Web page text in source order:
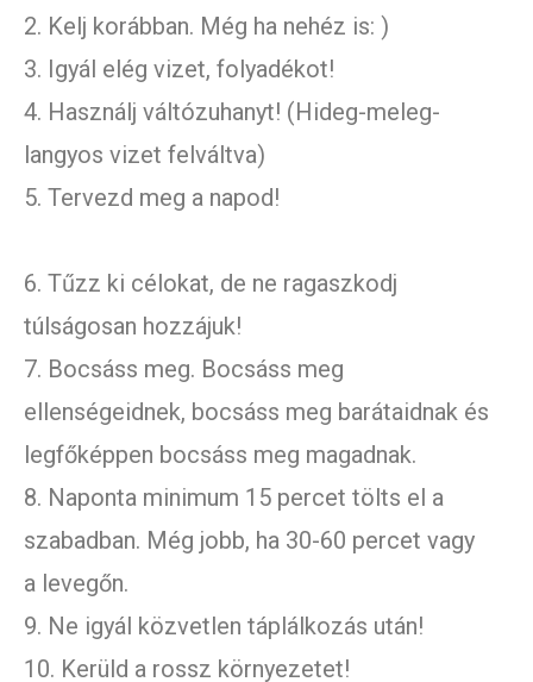
2. Kelj korábban. Még ha nehéz is: )
3. Igyál elég vizet, folyadékot!
4. Használj váltózuhanyt! (Hideg-meleg-
langyos vizet felváltva)
5. Tervezd meg a napod!
6. Tűzz ki célokat, de ne ragaszkodj
túlságosan hozzájuk!
7. Bocsáss meg. Bocsáss meg
ellenségeidnek, bocsáss meg barátaidnak és
legfőképpen bocsáss meg magadnak.
8. Naponta minimum 15 percet tölts el a
szabadban. Még jobb, ha 30-60 percet vagy
a levegőn.
9. Ne igyál közvetlen táplálkozás után!
10. Kerüld a rossz környezetet!